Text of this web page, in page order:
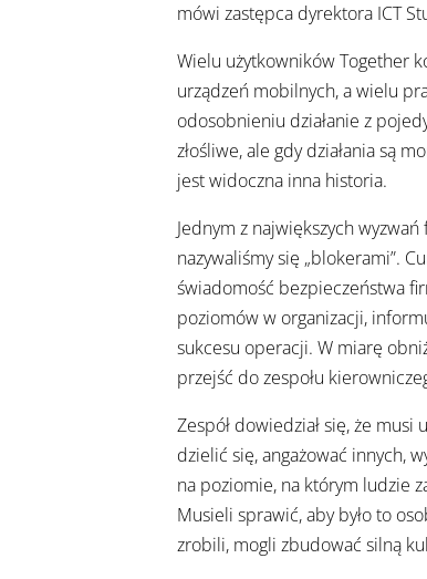
mówi zastępca dyrektora ICT
Wielu użytkowników Together
urządzeń mobilnych, a wielu
odosobnieniu działanie z
złośliwe, ale gdy działania są
jest widoczna inna historia.
Jednym z największych
nazywaliśmy się „blokerami”.
świadomość bezpieczeństwa
poziomów w organizacji,
sukcesu operacji. W miarę
przejść do zespołu
Zespół dowiedział się, że
dzielić się, angażować innych,
na poziomie, na którym ludzie
Musieli sprawić, aby było to
zrobili, mogli zbudować silną